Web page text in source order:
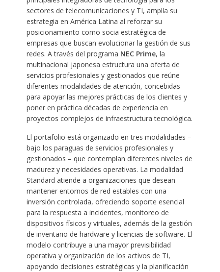
sectores de telecomunicaciones y TI, amplía su
estrategia en América Latina al reforzar su
posicionamiento como socia estratégica de
empresas que buscan evolucionar la gestión de sus
redes. A través del programa NEC Prime, la
multinacional japonesa estructura una oferta de
servicios profesionales y gestionados que reúne
diferentes modalidades de atención, concebidas
para apoyar las mejores prácticas de los clientes y
poner en práctica décadas de experiencia en
proyectos complejos de infraestructura tecnológica.
El portafolio está organizado en tres modalidades –
bajo los paraguas de servicios profesionales y
gestionados – que contemplan diferentes niveles de
madurez y necesidades operativas. La modalidad
Standard atiende a organizaciones que desean
mantener entornos de red estables con una
inversión controlada, ofreciendo soporte esencial
para la respuesta a incidentes, monitoreo de
dispositivos físicos y virtuales, además de la gestión
de inventario de hardware y licencias de software. El
modelo contribuye a una mayor previsibilidad
operativa y organización de los activos de TI,
apoyando decisiones estratégicas y la planificación